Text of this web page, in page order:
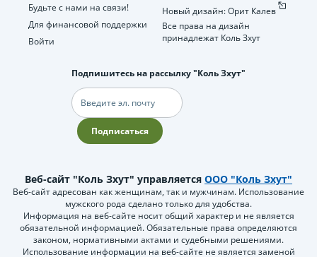
Будьте с нами на связи!
Для финансовой поддержки
Войти
Новый дизайн: Орит Калев
Все права на дизайн
принадлежат Коль Зхут
Подпишитесь на рассылку "Коль Зхут"
Электронная
почта
Подписаться
Веб-сайт "Коль Зхут" управляется ООО "Коль Зхут"
Веб-сайт адресован как женщинам, так и мужчинам. Использование
мужского рода сделано только для удобства.
Информация на веб-сайте носит общий характер и не является
обязательной информацией. Обязательные права определяются
законом, нормативными актами и судебными решениями.
Использование информации на веб-сайте не является заменой